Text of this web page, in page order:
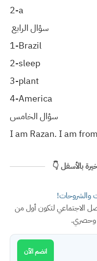
2-a
سؤال الرابع
1-Brazil
2-sleep
3-plant
4-America
I am Razan. I am
بالأسفل 👇
والشروحات!
الاجتماعي لتكون أول من
وحصري.
انضم الآن